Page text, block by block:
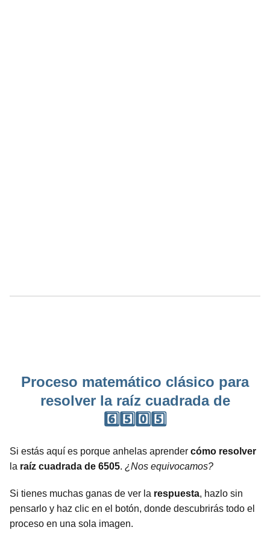
Proceso matemático clásico para
resolver la raíz cuadrada de
6️⃣5️⃣0️⃣5️⃣
Si estás aquí es porque anhelas aprender cómo resolver
la raíz cuadrada de 6505. ¿Nos equivocamos?
Si tienes muchas ganas de ver la respuesta, hazlo sin
pensarlo y haz clic en el botón, donde descubrirás todo el
proceso en una sola imagen.